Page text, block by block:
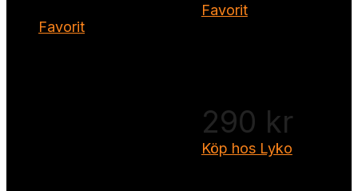
Favorit
Favorit
290 kr
Köp hos Lyko